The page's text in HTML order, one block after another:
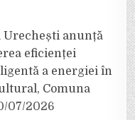
Urechești anunță
eficienței
a energiei în
Comuna
07/2026